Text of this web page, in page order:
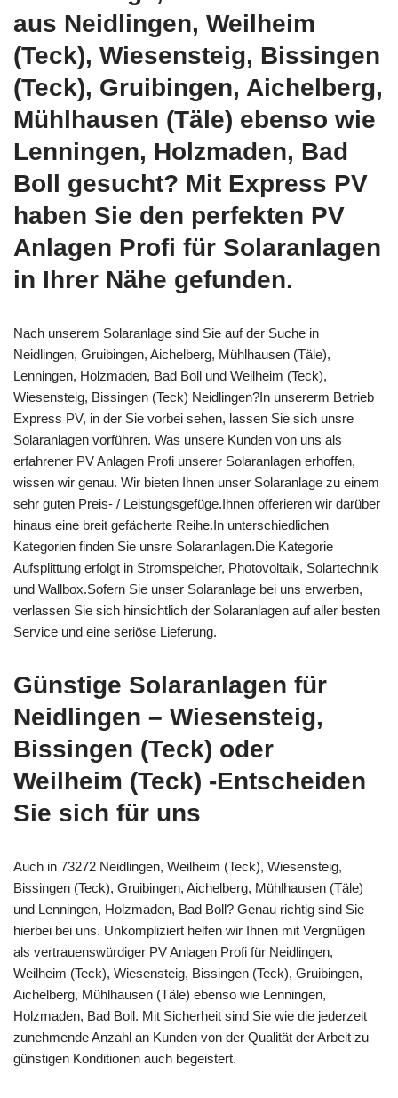
aus Neidlingen, Weilheim
(Teck), Wiesensteig, Bissingen
(Teck), Gruibingen, Aichelberg,
Mühlhausen (Täle) ebenso wie
Lenningen, Holzmaden, Bad
Boll gesucht? Mit Express PV
haben Sie den perfekten PV
Anlagen Profi für Solaranlagen
in Ihrer Nähe gefunden.
Nach unserem Solaranlage sind Sie auf der Suche in
Neidlingen, Gruibingen, Aichelberg, Mühlhausen (Täle),
Lenningen, Holzmaden, Bad Boll und Weilheim (Teck),
Wiesensteig, Bissingen (Teck) Neidlingen?In unsererm Betrieb
Express PV, in der Sie vorbei sehen, lassen Sie sich unsre
Solaranlagen vorführen. Was unsere Kunden von uns als
erfahrener PV Anlagen Profi unserer Solaranlagen erhoffen,
wissen wir genau. Wir bieten Ihnen unser Solaranlage zu einem
sehr guten Preis- / Leistungsgefüge.Ihnen offerieren wir darüber
hinaus eine breit gefächerte Reihe.In unterschiedlichen
Kategorien finden Sie unsre Solaranlagen.Die Kategorie
Aufsplittung erfolgt in Stromspeicher, Photovoltaik, Solartechnik
und Wallbox.Sofern Sie unser Solaranlage bei uns erwerben,
verlassen Sie sich hinsichtlich der Solaranlagen auf aller besten
Service und eine seriöse Lieferung.
Günstige Solaranlagen für
Neidlingen – Wiesensteig,
Bissingen (Teck) oder
Weilheim (Teck) -Entscheiden
Sie sich für uns
Auch in 73272 Neidlingen, Weilheim (Teck), Wiesensteig,
Bissingen (Teck), Gruibingen, Aichelberg, Mühlhausen (Täle)
und Lenningen, Holzmaden, Bad Boll? Genau richtig sind Sie
hierbei bei uns. Unkompliziert helfen wir Ihnen mit Vergnügen
als vertrauenswürdiger PV Anlagen Profi für Neidlingen,
Weilheim (Teck), Wiesensteig, Bissingen (Teck), Gruibingen,
Aichelberg, Mühlhausen (Täle) ebenso wie Lenningen,
Holzmaden, Bad Boll. Mit Sicherheit sind Sie wie die jederzeit
zunehmende Anzahl an Kunden von der Qualität der Arbeit zu
günstigen Konditionen auch begeistert.